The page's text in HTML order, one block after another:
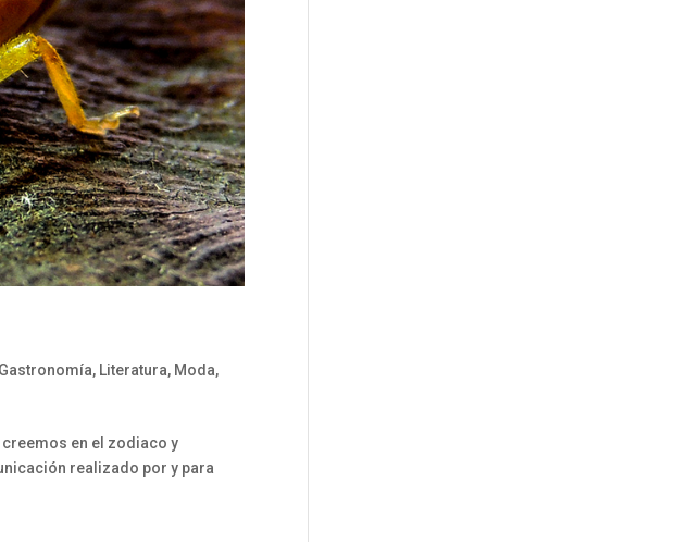
Gastronomía, Literatura, Moda,
en el zodiaco y
realizado por y para